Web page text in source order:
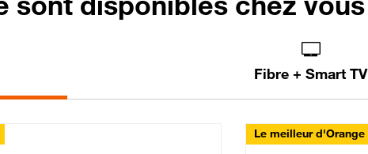
Fibre + Smart TV
Le meilleur d'Orange